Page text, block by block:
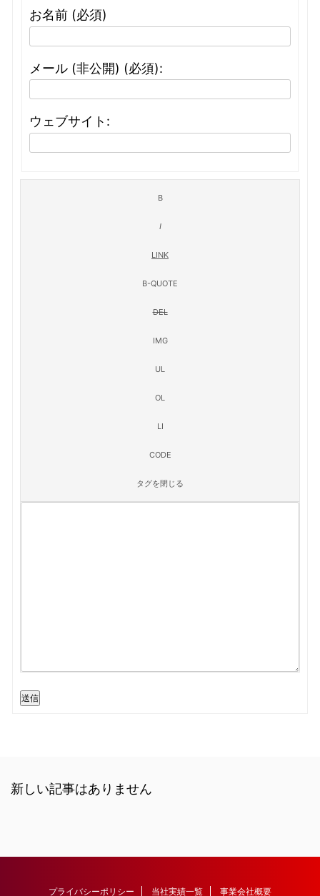
お名前 (必須)
メール (非公開) (必須):
ウェブサイト:
送信
新しい記事はありません
プライバシーポリシー 当社実績一覧 事業会社概要